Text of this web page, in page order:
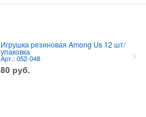
Игрушка резиновая Among Us 12 шт/
упаковка
Арт.: 052-048
80 руб.